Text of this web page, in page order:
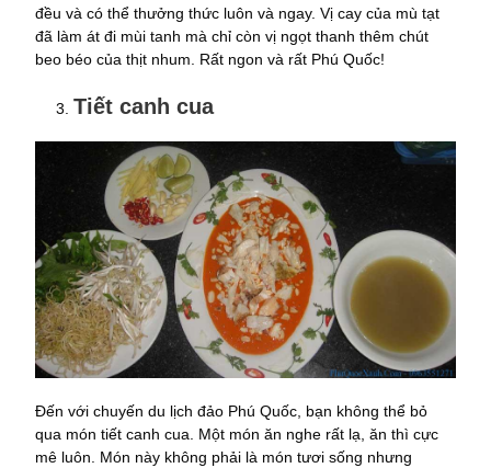
đều và có thể thưởng thức luôn và ngay. Vị cay của mù tạt
đã làm át đi mùi tanh mà chỉ còn vị ngọt thanh thêm chút
beo béo của thịt nhum. Rất ngon và rất Phú Quốc!
Tiết canh cua
Đến với chuyến du lịch đảo Phú Quốc, bạn không thể bỏ
qua món tiết canh cua. Một món ăn nghe rất lạ, ăn thì cực
mê luôn. Món này không phải là món tươi sống nhưng